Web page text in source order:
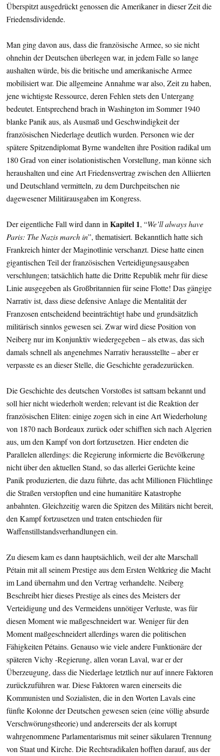
Überspitzt ausgedrückt genossen die Amerikaner in dieser Zeit die
Friedensdividende.
Man ging davon aus, dass die französische Armee, so sie nicht
ohnehin der Deutschen überlegen war, in jedem Falle so lange
aushalten würde, bis die britische und amerikanische Armee
mobilisiert war. Die allgemeine Annahme war also, Zeit zu haben,
jene wichtigste Ressource, deren Fehlen stets den Untergang
bedeutet. Entsprechend brach in Washington im Sommer 1940
blanke Panik aus, als Ausmaß und Geschwindigkeit der
französischen Niederlage deutlich wurden. Personen wie der
spätere Spitzendiplomat Byrne wandelten ihre Position radikal um
180 Grad von einer isolationistischen Vorstellung, man könne sich
heraushalten und eine Art Friedensvertrag zwischen den Alliierten
und Deutschland vermitteln, zu dem Durchpeitschen nie
dagewesener Militärausgaben im Kongress.
Der eigentliche Fall wird dann in Kapitel 1, “We’ll always have
Paris: The Nazis march in”, thematisiert. Bekanntlich hatte sich
Frankreich hinter der Maginotlinie verschanzt. Diese hatte einen
gigantischen Teil der französischen Verteidigungsausgaben
verschlungen; tatsächlich hatte die Dritte Republik mehr für diese
Linie ausgegeben als Großbritannien für seine Flotte! Das gängige
Narrativ ist, dass diese defensive Anlage die Mentalität der
Franzosen entscheidend beeinträchtigt habe und grundsätzlich
militärisch sinnlos gewesen sei. Zwar wird diese Position von
Neiberg nur im Konjunktiv wiedergegeben – als etwas, das sich
damals schnell als angenehmes Narrativ herausstellte – aber er
verpasste es an dieser Stelle, die Geschichte geradezurücken.
Die Geschichte des deutschen Vorstoßes ist sattsam bekannt und
soll hier nicht wiederholt werden; relevant ist die Reaktion der
französischen Eliten: einige zogen sich in eine Art Wiederholung
von 1870 nach Bordeaux zurück oder schifften sich nach Algerien
aus, um den Kampf von dort fortzusetzen. Hier endeten die
Parallelen allerdings: die Regierung informierte die Bevölkerung
nicht über den aktuellen Stand, so das allerlei Gerüchte keine
Panik produzierten, die dazu führte, das acht Millionen Flüchtlinge
die Straßen verstopften und eine humanitäre Katastrophe
anbahnten. Gleichzeitig waren die Spitzen des Militärs nicht bereit,
den Kampf fortzusetzen und traten entschieden für
Waffenstillstandsverhandlungen ein.
Zu diesem kam es dann hauptsächlich, weil der alte Marschall
Pétain mit all seinem Prestige aus dem Ersten Weltkrieg die Macht
im Land übernahm und den Vertrag verhandelte. Neiberg
Beschreibt hier dieses Prestige als eines des Meisters der
Verteidigung und des Vermeidens unnötiger Verluste, was für
diesen Moment wie maßgeschneidert war. Weniger für den
Moment maßgeschneidert allerdings waren die politischen
Fähigkeiten Pétains. Genauso wie viele andere Funktionäre der
späteren Vichy -Regierung, allen voran Laval, war er der
Überzeugung, dass die Niederlage letztlich nur auf innere Faktoren
zurückzuführen war. Diese Faktoren waren einerseits die
Kommunisten und Sozialisten, die in den Worten Lavals eine
fünfte Kolonne der Deutschen gewesen seien (eine völlig absurde
Verschwörungstheorie) und andererseits der als korrupt
wahrgenommene Parlamentarismus mit seiner säkularen Trennung
von Staat und Kirche. Die Rechtsradikalen hofften darauf, aus der